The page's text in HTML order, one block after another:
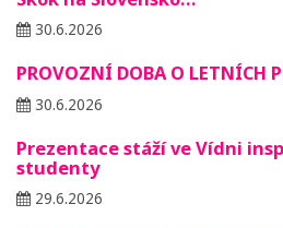
30.6.2026
PROVOZNÍ DOBA O LETNÍCH
30.6.2026
Prezentace stáží ve Vídni
studenty
29.6.2026